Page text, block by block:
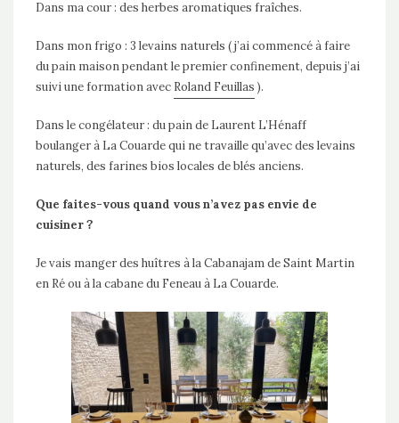
Dans ma cour : des herbes aromatiques fraîches.
Dans mon frigo : 3 levains naturels ( j’ai commencé à faire
du pain maison pendant le premier confinement, depuis j’ai
suivi une formation avec Roland Feuillas ).
Dans le congélateur : du pain de Laurent L’Hénaff
boulanger à La Couarde qui ne travaille qu’avec des levains
naturels, des farines bios locales de blés anciens.
Que faites-vous quand vous n’avez pas envie de
cuisiner ?
Je vais manger des huîtres à la Cabanajam de Saint Martin
en Ré ou à la cabane du Feneau à La Couarde.